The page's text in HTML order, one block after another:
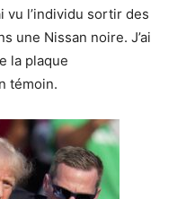
vu l’individu sortir des
une Nissan noire. J’ai
la plaque
témoin.